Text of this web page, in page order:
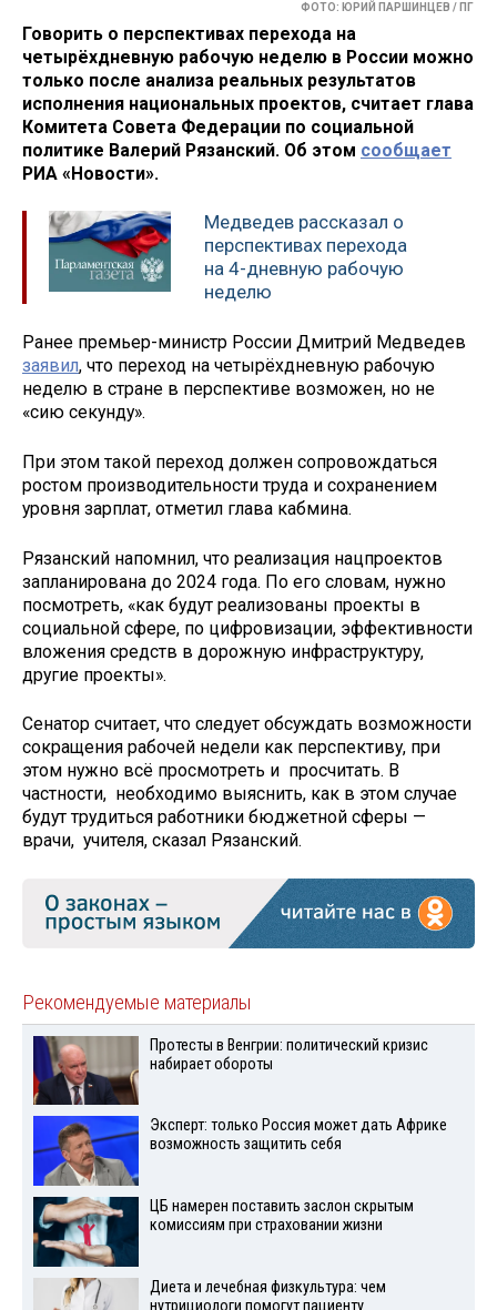
ФОТО: ЮРИЙ ПАРШИНЦЕВ / ПГ
Говорить о перспективах перехода на
четырёхдневную рабочую неделю в России можно
только после анализа реальных результатов
исполнения национальных проектов, считает глава
Комитета Совета Федерации по социальной
политике Валерий Рязанский. Об этом сообщает
РИА «Новости».
Медведев рассказал о
перспективах перехода
на 4-дневную рабочую
неделю
Ранее премьер-министр России Дмитрий Медведев
заявил, что переход на четырёхдневную рабочую
неделю в стране в перспективе возможен, но не
«сию секунду».
При этом такой переход должен сопровождаться
ростом производительности труда и сохранением
уровня зарплат, отметил глава кабмина.
Рязанский напомнил, что реализация нацпроектов
запланирована до 2024 года. По его словам, нужно
посмотреть, «как будут реализованы проекты в
социальной сфере, по цифровизации, эффективности
вложения средств в дорожную инфраструктуру,
другие проекты».
Сенатор считает, что следует обсуждать возможности
сокращения рабочей недели как перспективу, при
этом нужно всё просмотреть и просчитать. В
частности, необходимо выяснить, как в этом случае
будут трудиться работники бюджетной сферы —
врачи, учителя, сказал Рязанский.
Рекомендуемые материалы
Протесты в Венгрии: политический кризис
набирает обороты
Эксперт: только Россия может дать Африке
возможность защитить себя
ЦБ намерен поставить заслон скрытым
комиссиям при страховании жизни
Диета и лечебная физкультура: чем
нутрициологи помогут пациенту